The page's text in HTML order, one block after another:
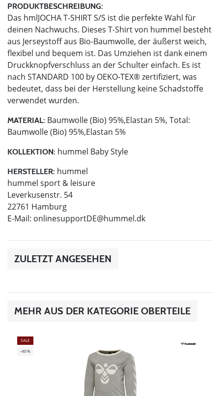
PRODUKTBESCHREIBUNG:
Das hmlJOCHA T-SHIRT S/S ist die perfekte Wahl für
deinen Nachwuchs. Dieses T-Shirt von hummel besteht
aus Jerseystoff aus Bio-Baumwolle, der äußerst weich,
flexibel und bequem ist. Das Umziehen ist dank einem
Druckknopfverschluss an der Schulter einfach. Es ist
nach STANDARD 100 by OEKO-TEX® zertifiziert, was
bedeutet, dass bei der Herstellung keine Schadstoffe
verwendet wurden.
MATERIAL: Baumwolle (Bio) 95%,Elastan 5%, Total:
Baumwolle (Bio) 95%,Elastan 5%
KOLLEKTION: hummel Baby Style
HERSTELLER: hummel
hummel sport & leisure
Leverkusenstr. 54
22761 Hamburg
E-Mail: onlinesupportDE@hummel.dk
ZULETZT ANGESEHEN
MEHR AUS DER KATEGORIE OBERTEILE
SALE
-40%